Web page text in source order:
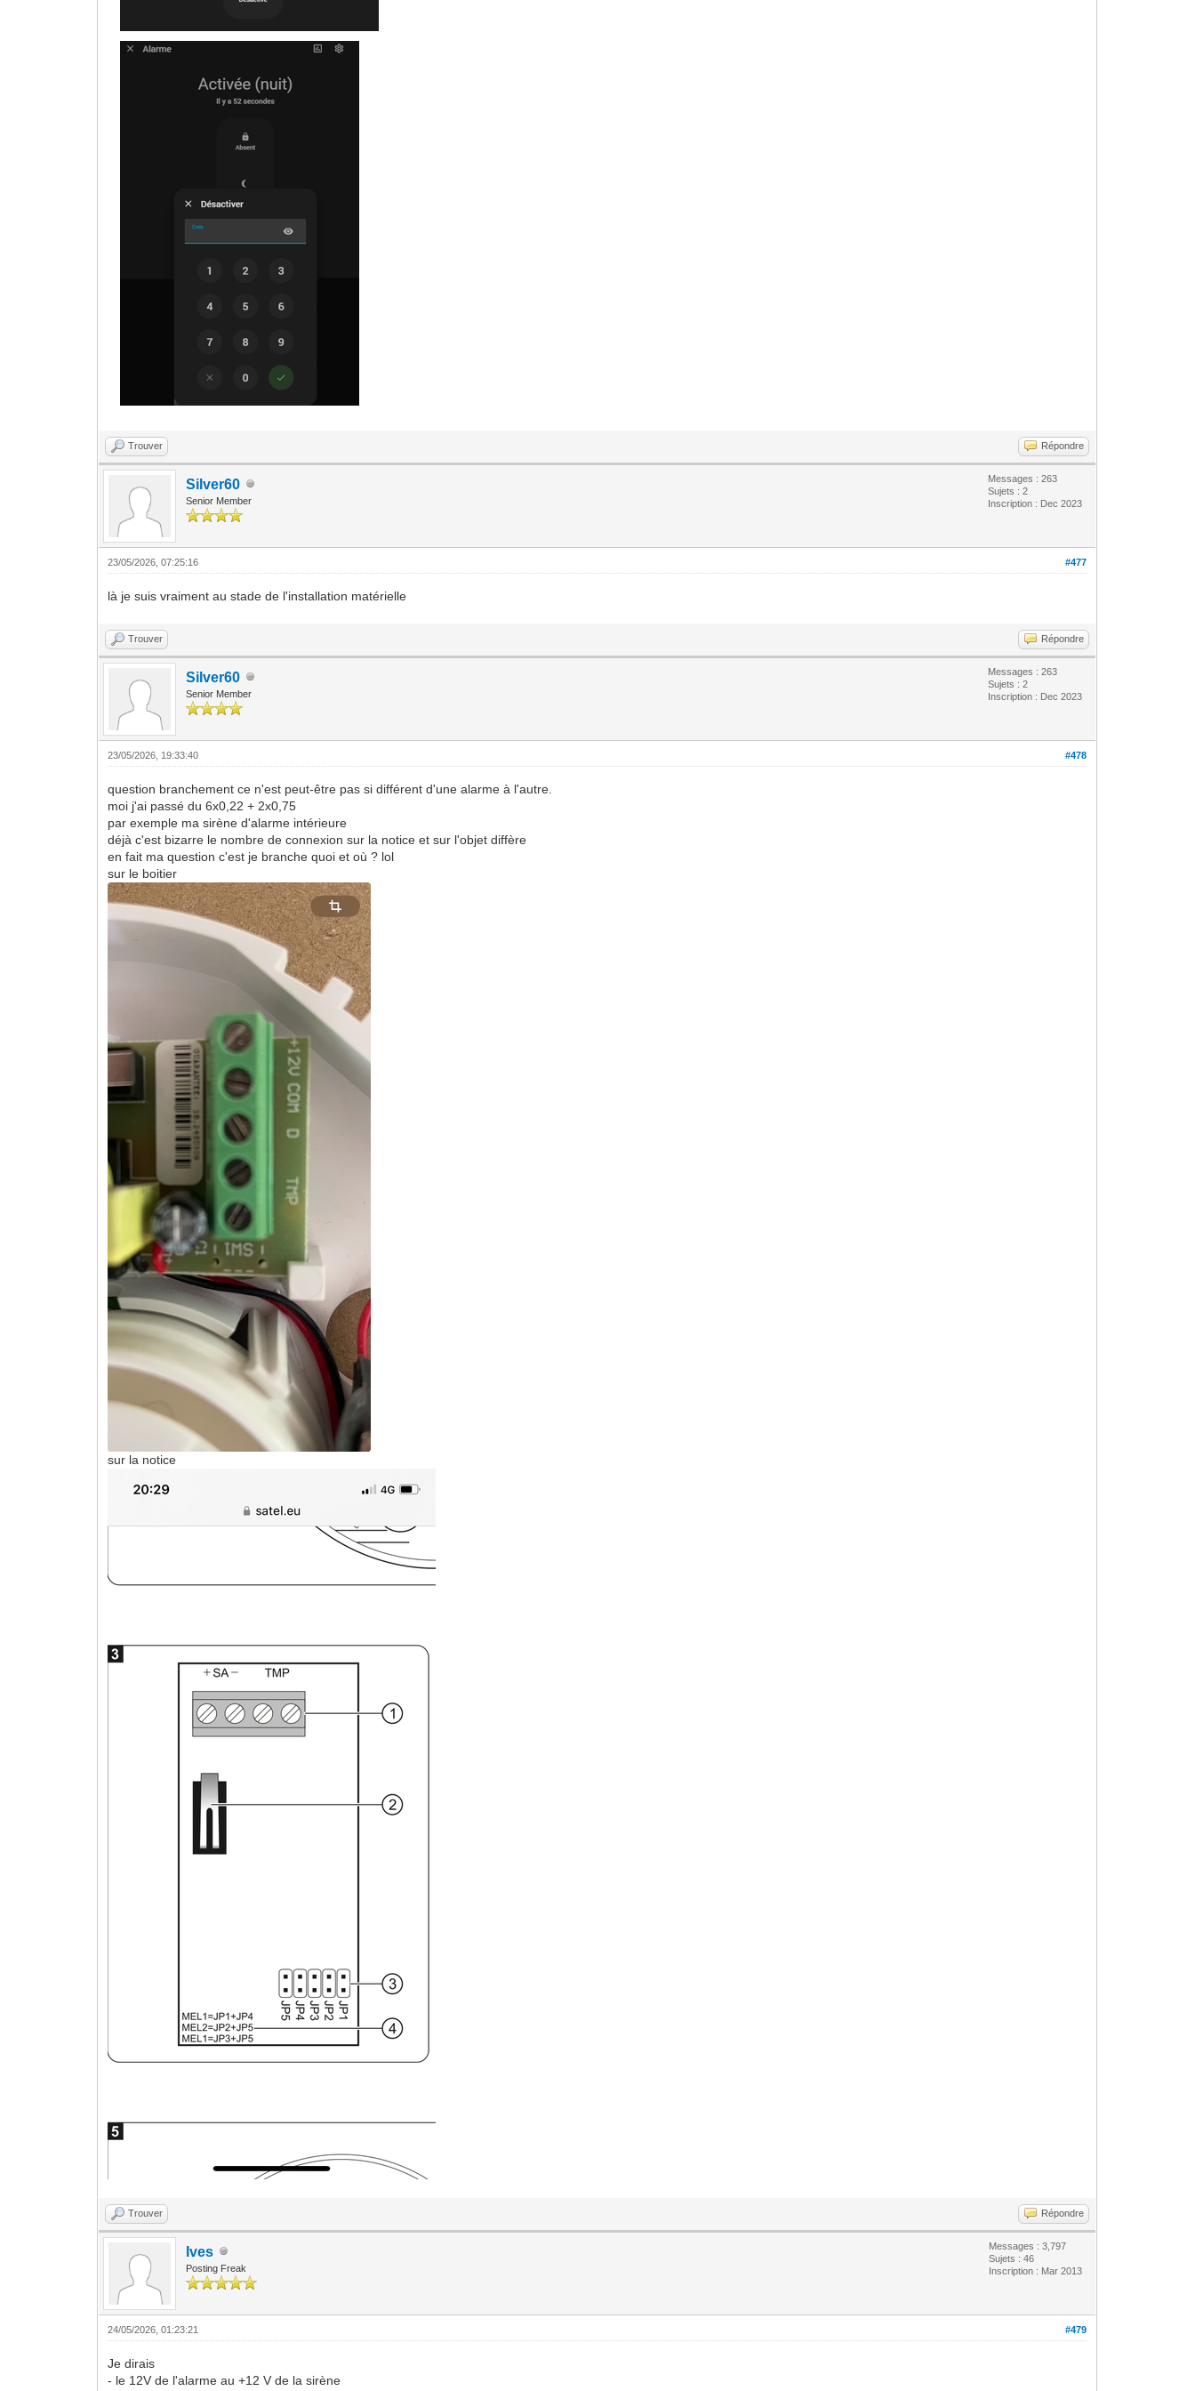
Trouver Répondre
Silver60
Senior Member
Messages : 263
Sujets : 2
Inscription : Dec 2023
#477
23/05/2026, 07:25:16
là je suis vraiment au stade de l'installation matérielle
Trouver Répondre
Silver60
Senior Member
Messages : 263
Sujets : 2
Inscription : Dec 2023
#478
23/05/2026, 19:33:40
question branchement ce n'est peut-être pas si différent d'une alarme à l'autre.
moi j'ai passé du 6x0,22 + 2x0,75
par exemple ma sirène d'alarme intérieure
déjà c'est bizarre le nombre de connexion sur la notice et sur l'objet diffère
en fait ma question c'est je branche quoi et où ? lol
sur le boitier
sur la notice
Trouver Répondre
Ives
Posting Freak
Messages : 3,797
Sujets : 46
Inscription : Mar 2013
#479
24/05/2026, 01:23:21
Je dirais
- le 12V de l'alarme au +12 V de la sirène